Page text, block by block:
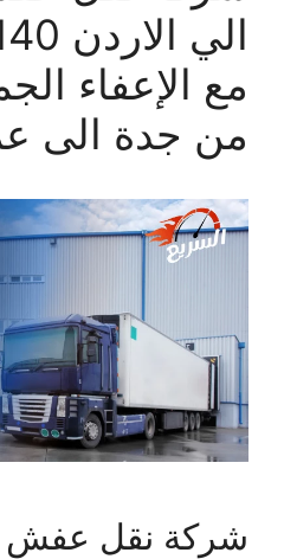
الي
مع الإعفاء
من جدة الى
شركة نقل عفش